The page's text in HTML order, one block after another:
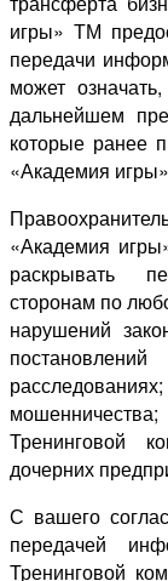
игры» ТМ
передачи
может
дальнейшем
которые ранее
«Академия
«Академия
раскрывать
сторонам по
нарушений
Тренинговой
дочерних
С вашего
передачей
Тренинговой